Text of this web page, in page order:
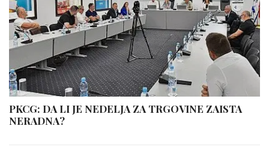
PKCG: DA LI JE NEDELJA ZA TRGOVINE ZAISTA
NERADNA?